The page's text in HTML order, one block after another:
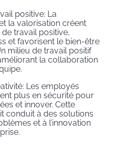
positive: La
la valorisation créent
travail positive,
et favorisent le bien-être
milieu de travail positif
la collaboration
Les employés
plus en sécurité pour
et innover. Cette
conduit à des solutions
et à l’innovation